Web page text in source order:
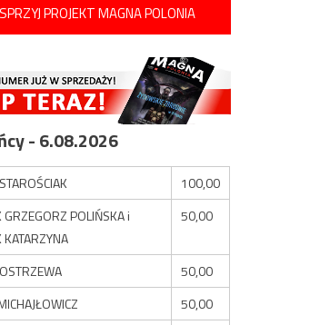
PROJEKT MAGNA POLONIA
- 6.08.2026
100,00
GRZEGORZ POLIŃSKA i
KATARZYNA
50,00
50,00
50,00